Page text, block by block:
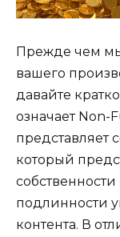
Прежде чем мы
вашего
давайте
означает Non-
представляет
который
подлинности
контента. В